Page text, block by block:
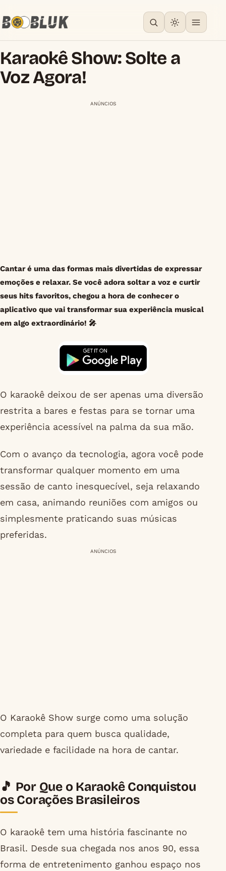
Karaokê Show: Solte a
Voz Agora!
ANÚNCIOS
Cantar é uma das formas mais divertidas de expressar
emoções e relaxar. Se você adora soltar a voz e curtir
seus hits favoritos, chegou a hora de conhecer o
aplicativo que vai transformar sua experiência musical
em algo extraordinário! 🎤
O karaokê deixou de ser apenas uma diversão
restrita a bares e festas para se tornar uma
experiência acessível na palma da sua mão.
Com o avanço da tecnologia, agora você pode
transformar qualquer momento em uma
sessão de canto inesquecível, seja relaxando
em casa, animando reuniões com amigos ou
simplesmente praticando suas músicas
preferidas.
ANÚNCIOS
O Karaokê Show surge como uma solução
completa para quem busca qualidade,
variedade e facilidade na hora de cantar.
🎵 Por Que o Karaokê Conquistou
os Corações Brasileiros
O karaokê tem uma história fascinante no
Brasil. Desde sua chegada nos anos 90, essa
forma de entretenimento ganhou espaço nos